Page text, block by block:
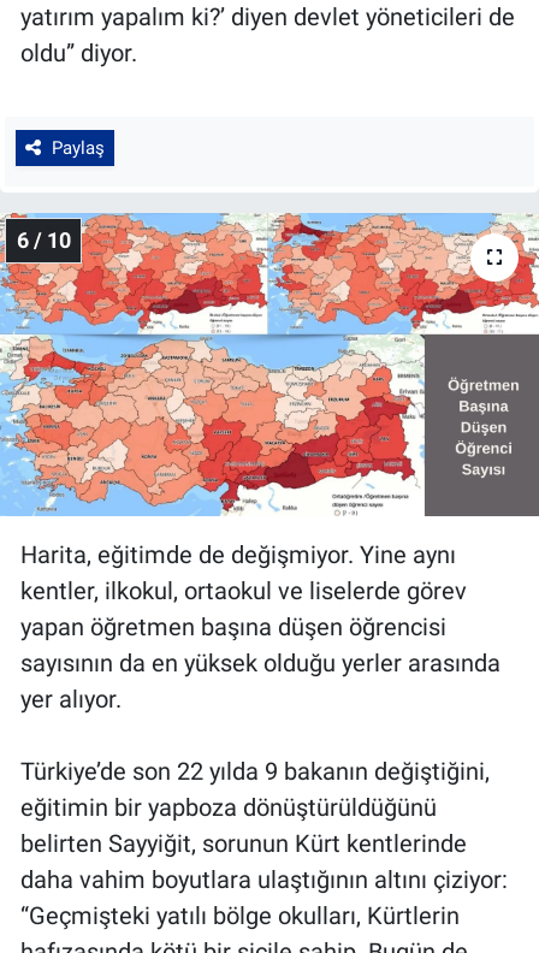
yatırım yapalım ki?’ diyen devlet yöneticileri de
oldu” diyor.
Paylaş
6 / 10
Harita, eğitimde de değişmiyor. Yine aynı
kentler, ilkokul, ortaokul ve liselerde görev
yapan öğretmen başına düşen öğrencisi
sayısının da en yüksek olduğu yerler arasında
yer alıyor.
Türkiye’de son 22 yılda 9 bakanın değiştiğini,
eğitimin bir yapboza dönüştürüldüğünü
belirten Sayyiğit, sorunun Kürt kentlerinde
daha vahim boyutlara ulaştığının altını çiziyor:
“Geçmişteki yatılı bölge okulları, Kürtlerin